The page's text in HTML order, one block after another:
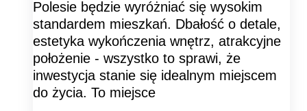
Polesie będzie wyróżniać się wysokim
standardem mieszkań. Dbałość o detale,
estetyka wykończenia wnętrz, atrakcyjne
położenie - wszystko to sprawi, że
inwestycja stanie się idealnym miejscem
do życia. To miejsce